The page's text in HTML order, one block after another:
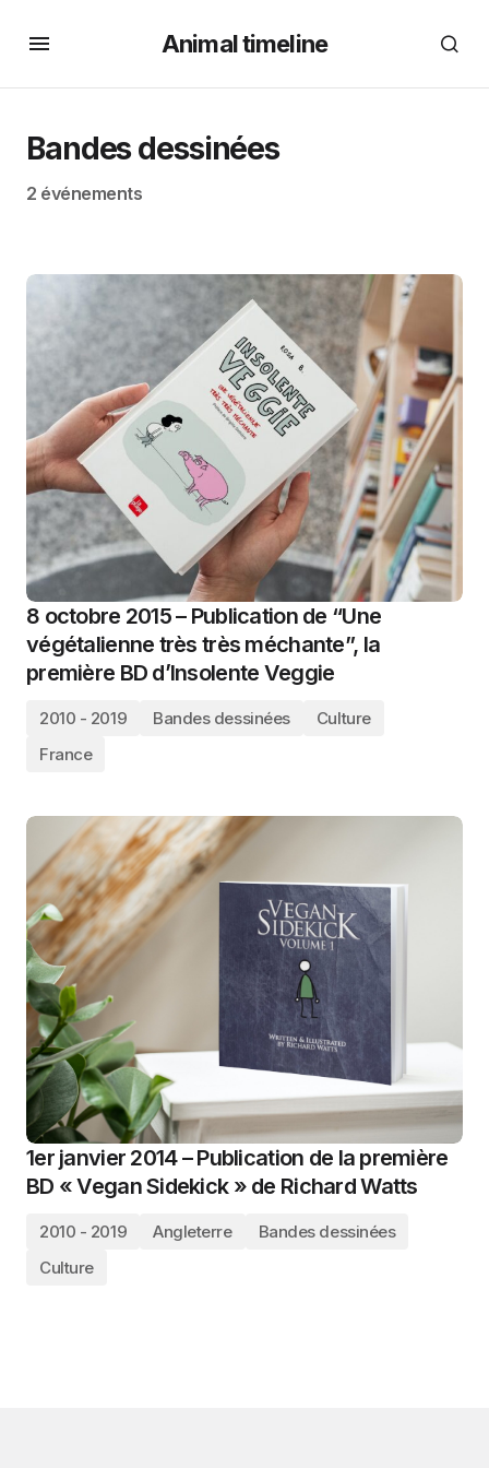
Animal timeline
Bandes dessinées
2 événements
8 octobre 2015 – Publication de “Une
végétalienne très très méchante”, la
première BD d’Insolente Veggie
2010 - 2019 Bandes dessinées
Culture
France
1er janvier 2014 – Publication de la première
BD « Vegan Sidekick » de Richard Watts
2010 - 2019 Angleterre
Bandes dessinées
Culture